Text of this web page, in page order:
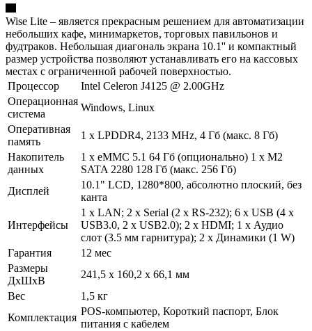
Wise Lite – является прекрасным решением для автоматизации
небольших кафе, минимаркетов, торговых павильонов и
фудтраков. Небольшая диагональ экрана 10.1'' и компактный
размер устройства позволяют устанавливать его на кассовых
местах с ограниченной рабочей поверхностью.
Процессор
Intel Celeron J4125 @ 2.00GHz
Операционная
система
Windows, Linux
Оперативная
память
1 х LPDDR4, 2133 MHz, 4 Гб (макс. 8 Гб)
Накопитель
данных
1 х eMMC 5.1 64 Гб (опционально) 1 х M2
SATA 2280 128 Гб (макс. 256 Гб)
Дисплей
10.1" LCD, 1280*800, абсолютно плоский, без
канта
Интерфейсы
1 х LAN; 2 х Serial (2 х RS-232); 6 х USB (4 х
USB3.0, 2 х USB2.0); 2 х HDMI; 1 х Аудио
слот (3.5 мм гарнитура); 2 х Динамики (1 W)
Гарантия
12 мес
Размеры
ДхШхВ
241,5 х 160,2 х 66,1 мм
Вес
1,5 кг
Комплектация
POS-компьютер, Короткий паспорт, Блок
питания с кабелем